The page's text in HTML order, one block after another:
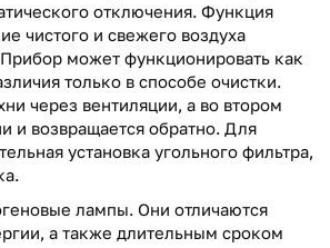
отключения. Функция
чистого и свежего воздуха
может функционировать как
только в способе очистки.
через вентиляции, а во втором
и возвращается обратно. Для
установка угольного фильтра,
лампы. Они отличаются
а также длительным сроком